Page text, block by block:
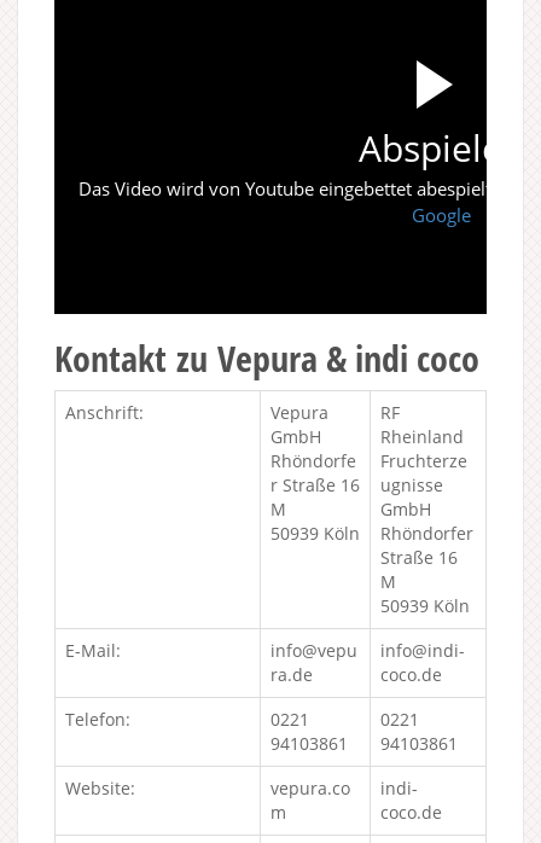
Abspielen
Das Video wird von Youtube eingebettet abespielt. Es
Google
Kontakt zu Vepura & indi coco
Anschrift:
Vepura
GmbH
Rhöndorfe
r Straße 16
M
50939 Köln
RF
Rheinland
Fruchterze
ugnisse
GmbH
Rhöndorfer
Straße 16
M
50939 Köln
E-Mail:
info@vepu
ra.de
info@indi-
coco.de
Telefon:
0221
94103861
0221
94103861
Website:
vepura.co
m
indi-
coco.de